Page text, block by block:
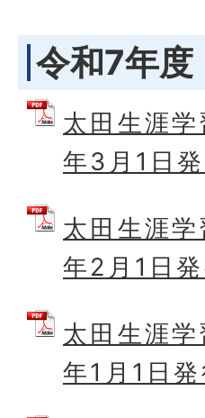
令和7年度
太田生涯
年3月1日
太田生涯
年2月1日
太田生涯
年1月1日